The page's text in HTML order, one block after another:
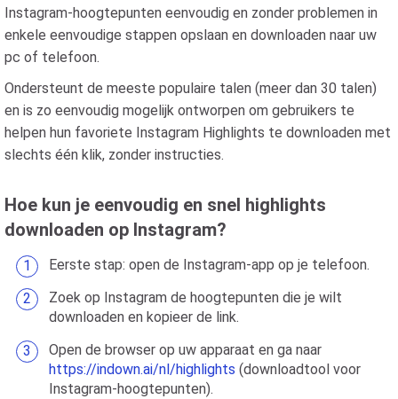
Instagram-hoogtepunten eenvoudig en zonder problemen in
enkele eenvoudige stappen opslaan en downloaden naar uw
pc of telefoon.
Ondersteunt de meeste populaire talen (meer dan 30 talen)
en is zo eenvoudig mogelijk ontworpen om gebruikers te
helpen hun favoriete Instagram Highlights te downloaden met
slechts één klik, zonder instructies.
Hoe kun je eenvoudig en snel highlights
downloaden op Instagram?
Eerste stap: open de Instagram-app op je telefoon.
Zoek op Instagram de hoogtepunten die je wilt
downloaden en kopieer de link.
Open de browser op uw apparaat en ga naar
https://indown.ai/nl/highlights (downloadtool voor
Instagram-hoogtepunten).